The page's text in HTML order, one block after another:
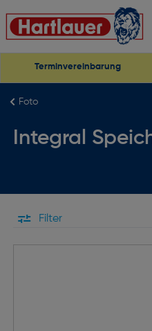
Terminvereinbarung
Foto
Integral
Filter